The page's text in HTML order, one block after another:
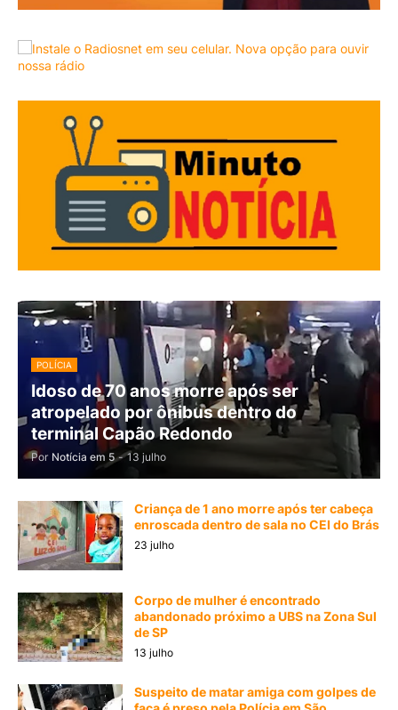
POLÍCIA
Idoso de 70 anos morre após ser
atropelado por ônibus dentro do
terminal Capão Redondo
Por Notícia em 5 - 13 julho
Criança de 1 ano morre após ter cabeça
enroscada dentro de sala no CEI do Brás
23 julho
Corpo de mulher é encontrado
abandonado próximo a UBS na Zona Sul
de SP
13 julho
Suspeito de matar amiga com golpes de